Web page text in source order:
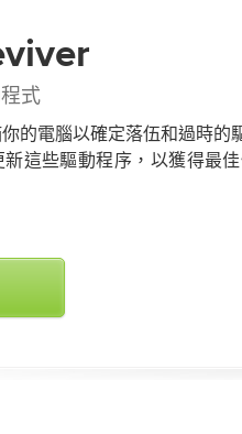
式
的電腦以確定落伍和過時的
這些驅動程序，以獲得最